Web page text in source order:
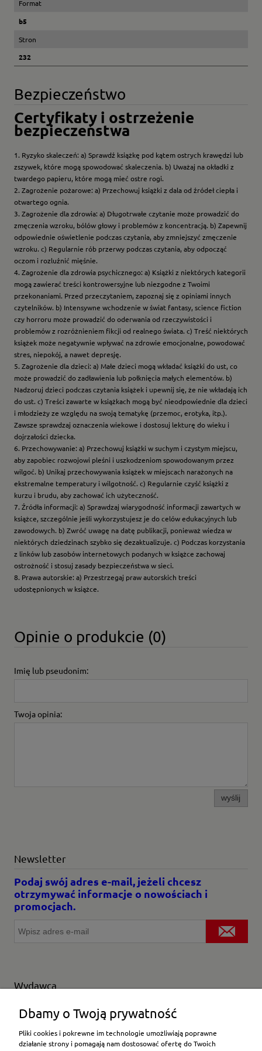
Format
b5
Stron
232
Bezpieczeństwo
Certyfikaty i ostrzeżenie
bezpieczeństwa
1. Ryzyko skaleczeń: a) Sprawdź książkę pod kątem ostrych krawędzi lub
zszywek, które mogą spowodować skaleczenia. b) Uważaj na okładki z
twardego papieru, które mogą mieć ostre rogi.
2. Zagrożenie pożarowe: a) Przechowuj książki z dala od źródeł ciepła i
otwartego ognia.
3. Zagrożenie dla zdrowia: a) Długotrwałe czytanie może prowadzić do
zmęczenia wzroku, bólów głowy i problemów z koncentracją. b) Zapewnij
odpowiednie oświetlenie podczas czytania, aby zmniejszyć zmęczenie
wzroku. c) Regularnie rób przerwy podczas czytania, aby odpocząć
oczom i rozluźnić mięśnie.
4. Zagrożenie dla zdrowia psychicznego: a) Książki z niektórych kategorii
mogą zawierać treści kontrowersyjne lub niezgodne z Twoimi
przekonaniami. Przed przeczytaniem, zapoznaj się z opiniami innych
czytelników. b) Intensywne wchodzenie w świat fantasy, science fiction
czy horroru może prowadzić do oderwania od rzeczywistości i
problemów z rozróżnieniem fikcji od realnego świata. c) Treść niektórych
książek może negatywnie wpływać na zdrowie emocjonalne, powodować
stres, niepokój, a nawet depresję.
5. Zagrożenie dla dzieci: a) Małe dzieci mogą wkładać książki do ust, co
może prowadzić do zadławienia lub połknięcia małych elementów. b)
Nadzoruj dzieci podczas czytania książek i upewnij się, że nie wkładają ich
do ust. c) Treści zawarte w książkach mogą być nieodpowiednie dla dzieci
i młodzieży ze względu na swoją tematykę (przemoc, erotyka, itp.).
Zawsze sprawdzaj oznaczenia wiekowe i dostosuj lekturę do wieku i
dojrzałości dziecka.
6. Przechowywanie: a) Przechowuj książki w suchym i czystym miejscu,
aby zapobiec rozwojowi pleśni i uszkodzeniom spowodowanym przez
wilgoć. b) Unikaj przechowywania książek w miejscach narażonych na
ekstremalne temperatury i wilgotność. c) Regularnie czyść książki z
kurzu i brudu, aby zachować ich użyteczność.
7. Źródła informacji: a) Sprawdzaj wiarygodność informacji zawartych w
książce, szczególnie jeśli wykorzystujesz je do celów edukacyjnych lub
zawodowych. b) Zwróć uwagę na datę publikacji, ponieważ wiedza w
niektórych dziedzinach szybko się dezaktualizuje. c) Podczas korzystania
z linków lub zasobów internetowych podanych w książce zachowaj
ostrożność i stosuj zasady bezpieczeństwa w sieci.
8. Prawa autorskie: a) Przestrzegaj praw autorskich treści
udostępnionych w książce.
Opinie o produkcie (0)
Imię lub pseudonim:
Twoja opinia:
wyślij
Newsletter
Podaj swój adres e-mail, jeżeli chcesz
otrzymywać informacje o nowościach i
promocjach.
Wydawca
Wybierz producenta
Dbamy o Twoją prywatność
Pliki cookies i pokrewne im technologie umożliwiają poprawne
działanie strony i pomagają nam dostosować ofertę do Twoich